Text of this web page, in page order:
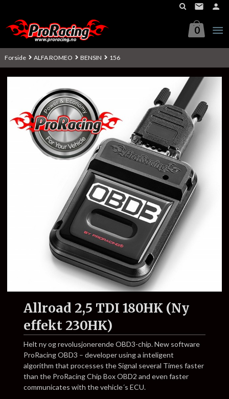
innholdet
0
Forside ALFA ROMEO BENSIN 156
Allroad 2,5 TDI 180HK (Ny
effekt 230HK)
Helt ny og revolusjonerende OBD3-chip. New software
ProRacing OBD3 – developer using a inteligent
algorithm that processes the Signal several Times faster
than the ProRacing Chip Box OBD2 and even faster
communicates with the vehicle´s ECU.